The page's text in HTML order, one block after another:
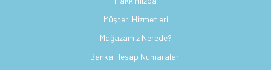
Müşteri Hizmetleri
Mağazamız Nerede?
Banka Hesap Numaraları